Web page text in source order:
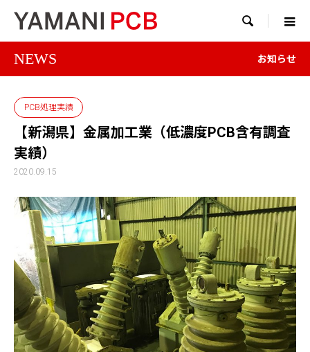

NEWS お知らせ
PCB処理実績
【新潟県】金属加工業（低濃度PCB含有調査
実績）
2020.09.15